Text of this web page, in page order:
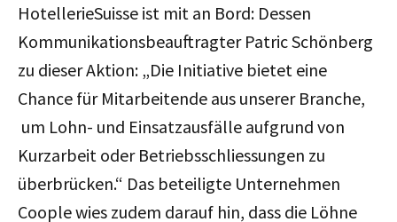
HotellerieSuisse ist mit an Bord: Dessen
Kommunikationsbeauftragter Patric Schönberg
zu dieser Aktion: „Die Initiative bietet eine
Chance für Mitarbeitende aus unserer Branche,
um Lohn- und Einsatzausfälle aufgrund von
Kurzarbeit oder Betriebsschliessungen zu
überbrücken.“ Das beteiligte Unternehmen
Coople wies zudem darauf hin, dass die Löhne